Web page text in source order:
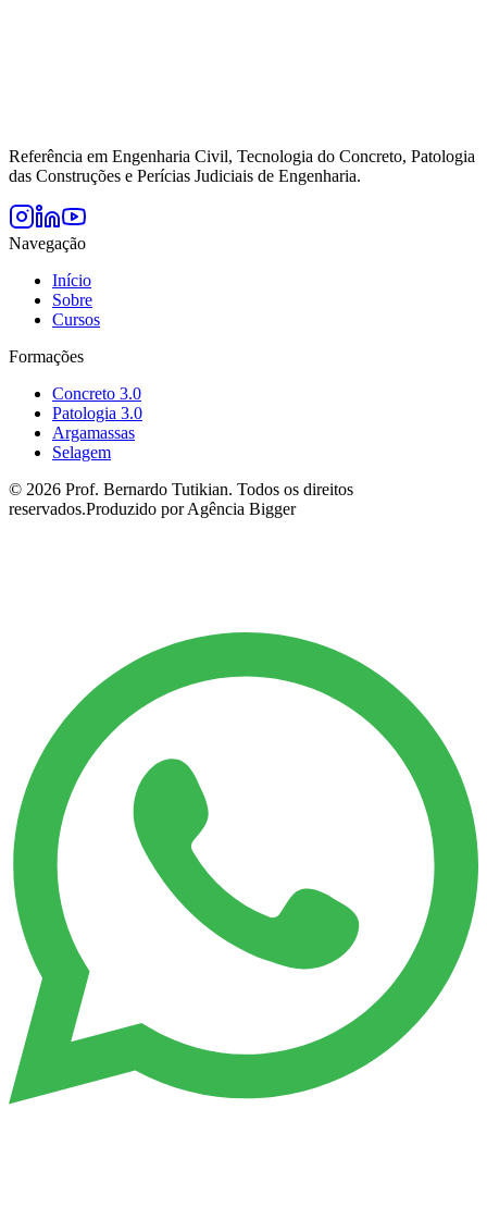
Referência em Engenharia Civil, Tecnologia do Concreto, Patologia
das Construções e Perícias Judiciais de Engenharia.
Navegação
Início
Sobre
Cursos
Formações
Concreto 3.0
Patologia 3.0
Argamassas
Selagem
© 2026 Prof. Bernardo Tutikian. Todos os direitos
reservados.Produzido por Agência Bigger